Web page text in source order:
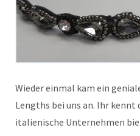
Wieder einmal kam ein
Lengths bei uns an. Ihr kennt
italienische Unternehmen